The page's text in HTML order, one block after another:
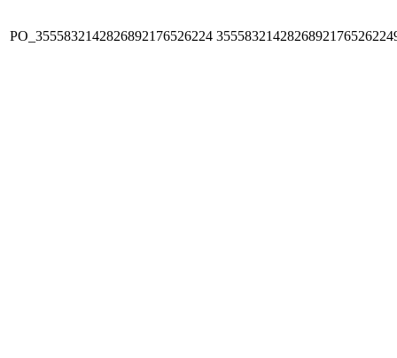
PO_3555832142826892176526224